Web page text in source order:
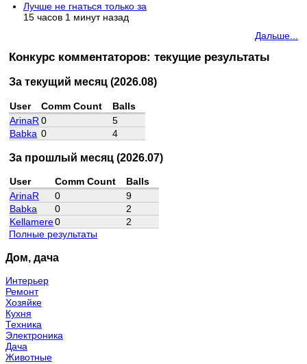
Лучше не гнаться только за
15 часов 1 минут назад
Дальше...
Конкурс комментаторов: текущие результаты
За текущий месяц (2026.08)
User Comm Count
Balls
ArinaR 0
5
Babka 0 4
За прошлый месяц (2026.07)
User Comm Count
Balls
ArinaR
0
9
Babka
0
2
Kellamere0
2
Полные результаты
Дом, дача
Интерьер
Ремонт
Хозяйке
Кухня
Техника
Электроника
Дача
Животные